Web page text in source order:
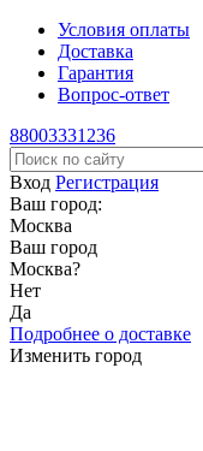
Условия оплаты
Доставка
Гарантия
Вопрос-ответ
88003331236
Вход Регистрация
Ваш город:
Москва
Ваш город
Москва?
Нет
Да
Подробнее о доставке
Изменить город